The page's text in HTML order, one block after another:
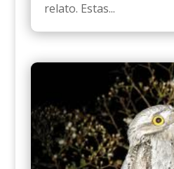
relato. Estas...